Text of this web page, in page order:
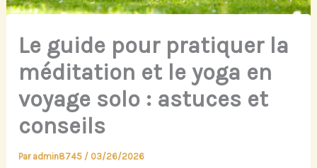
Le guide pour pratiquer la
méditation et le yoga en
voyage solo : astuces et
conseils
Par admin8745 / 03/26/2026